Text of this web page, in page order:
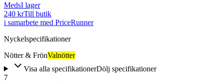
MedsI lager
240 krTill butik
i samarbete med PriceRunner
Nyckelspecifikationer
Nötter & FrönValnötter
Visa alla specifikationerDölj specifikationer
7